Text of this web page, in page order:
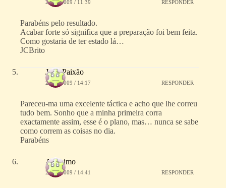
25/02/2009 / 11:39 RESPONDER
Parabéns pelo resultado.
Acabar forte só significa que a preparação foi bem feita.
Como gostaria de ter estado lá…
JCBrito
João Paixão
25/02/2009 / 14:17 RESPONDER
Pareceu-ma uma excelente táctica e acho que lhe correu
tudo bem. Sonho que a minha primeira corra
exactamente assim, esse é o plano, mas… nunca se sabe
como correm as coisas no dia.
Parabéns
Anónimo
25/02/2009 / 14:41 RESPONDER